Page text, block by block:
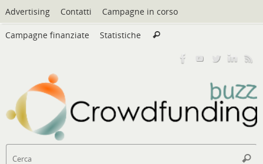
Vai
al
contenuto
Advertising Contatti Campagne in corso
Campagne finanziate Statistiche Cerca
Cerca